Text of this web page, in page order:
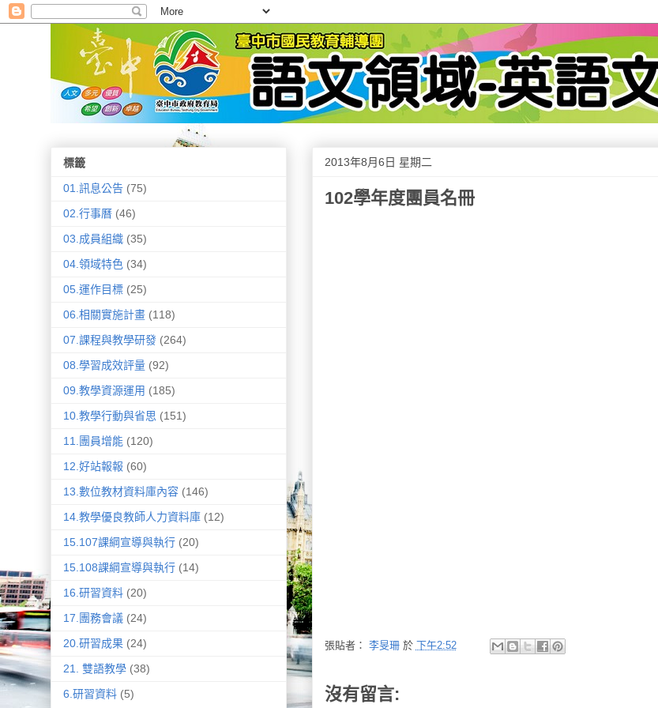
2013年8月6日 星期二
102學年度團員名冊
張貼者： 李旻珊 於 下午2:52
沒有留言:
標籤
01.訊息公告 (75)
02.行事曆 (46)
03.成員組織 (35)
04.領域特色 (34)
05.運作目標 (25)
06.相關實施計畫 (118)
07.課程與教學研發 (264)
08.學習成效評量 (92)
09.教學資源運用 (185)
10.教學行動與省思 (151)
11.團員增能 (120)
12.好站報報 (60)
13.數位教材資料庫內容 (146)
14.教學優良教師人力資料庫 (12)
15.107課綱宣導與執行 (20)
15.108課綱宣導與執行 (14)
16.研習資料 (20)
17.團務會議 (24)
20.研習成果 (24)
21. 雙語教學 (38)
6.研習資料 (5)